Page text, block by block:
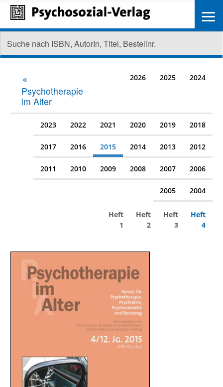
Psychotherapie
im Alter
2026 2025 2024
2023 2022 2021 2020 2019 2018
2017 2016 2015 2014 2013 2012
2011 2010 2009 2008 2007 2006
2005 2004
Heft
1
Heft
2
Heft
3
Heft
4
≡